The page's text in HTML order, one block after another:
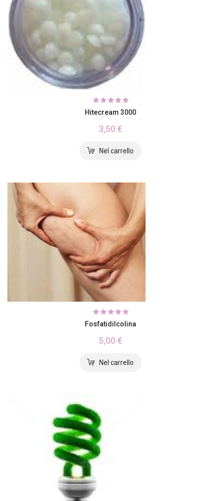
Hitecream 3000
3,50 €
Fosfatidilcolina
5,00 €